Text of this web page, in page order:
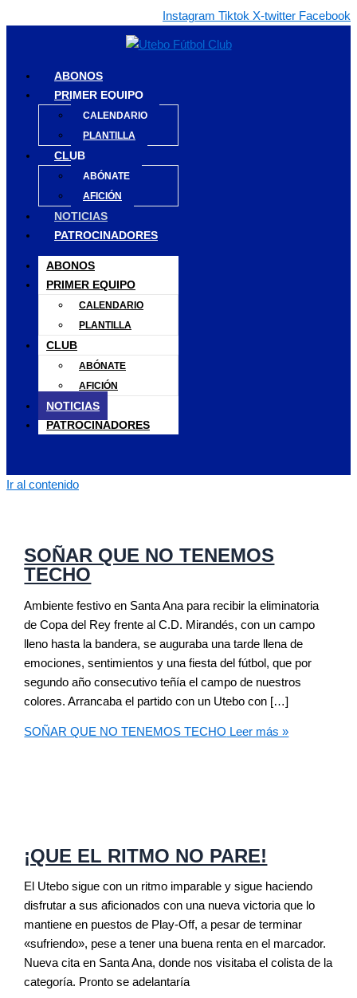
Instagram Tiktok X-twitter Facebook
ABONOS
PRIMER EQUIPO
CALENDARIO
PLANTILLA
CLUB
ABÓNATE
AFICIÓN
NOTICIAS
PATROCINADORES
ABONOS
PRIMER EQUIPO
CALENDARIO
PLANTILLA
CLUB
ABÓNATE
AFICIÓN
NOTICIAS
PATROCINADORES
Ir al contenido
SOÑAR QUE NO TENEMOS
TECHO
Ambiente festivo en Santa Ana para recibir la eliminatoria
de Copa del Rey frente al C.D. Mirandés, con un campo
lleno hasta la bandera, se auguraba una tarde llena de
emociones, sentimientos y una fiesta del fútbol, que por
segundo año consecutivo teñía el campo de nuestros
colores. Arrancaba el partido con un Utebo con […]
SOÑAR QUE NO TENEMOS TECHO Leer más »
¡QUE EL RITMO NO PARE!
El Utebo sigue con un ritmo imparable y sigue haciendo
disfrutar a sus aficionados con una nueva victoria que lo
mantiene en puestos de Play-Off, a pesar de terminar
«sufriendo», pese a tener una buena renta en el marcador.
Nueva cita en Santa Ana, donde nos visitaba el colista de la
categoría. Pronto se adelantaría